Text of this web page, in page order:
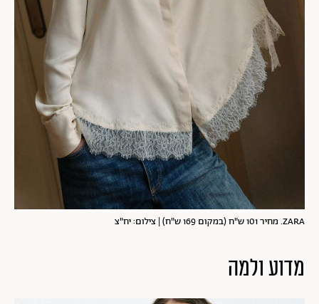
ZARA. מחיר 101 ש"ח (במקום 169 ש"ח) | צילום: יח"צ
מדוע ולמה